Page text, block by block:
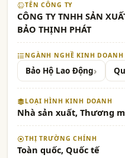
TÊN CÔNG TY
CÔNG TY TNHH SẢN
BẢO THỊNH PHÁT
NGÀNH NGHỀ KINH DOANH
Bảo Hộ Lao Động
LOẠI HÌNH KINH DOANH
Nhà sản xuất, Thương
THỊ TRƯỜNG CHÍNH
Toàn quốc, Quốc tế